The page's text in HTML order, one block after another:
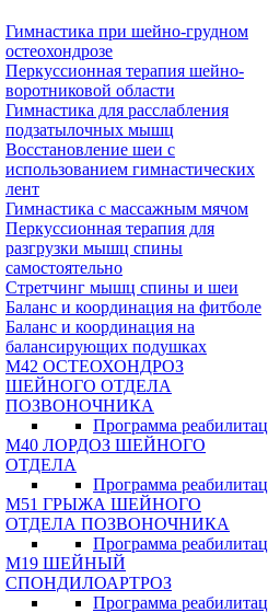
Гимнастика при шейно-грудном
остеохондрозе
Перкуссионная терапия шейно-
воротниковой области
Гимнастика для расслабления
подзатылочных мышц
Восстановление шеи с
использованием гимнастических
лент
Гимнастика с массажным мячом
Перкуссионная терапия для
разгрузки мышц спины
самостоятельно
Стретчинг мышц спины и шеи
Баланс и координация на фитболе
Баланс и координация на
балансирующих подушках
М42 ОСТЕОХОНДРОЗ
ШЕЙНОГО ОТДЕЛА
ПОЗВОНОЧНИКА
Программа
М40 ЛОРДОЗ ШЕЙНОГО
ОТДЕЛА
Программа
М51 ГРЫЖА ШЕЙНОГО
ОТДЕЛА ПОЗВОНОЧНИКА
Программа
М19 ШЕЙНЫЙ
СПОНДИЛОАРТРОЗ
Программа